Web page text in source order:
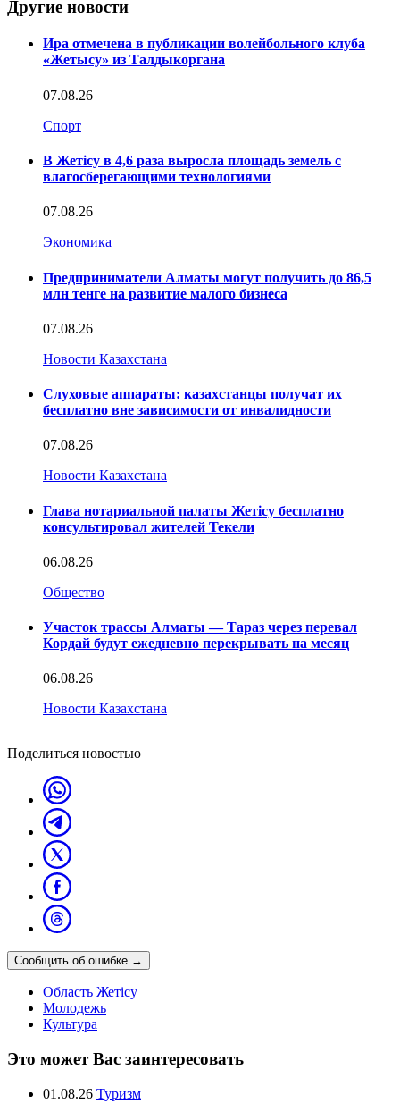
Другие новости
Ира отмечена в публикации волейбольного клуба
«Жетысу» из Талдыкоргана
07.08.26
Спорт
В Жетісу в 4,6 раза выросла площадь земель с
влагосберегающими технологиями
07.08.26
Экономика
Предприниматели Алматы могут получить до 86,5
млн тенге на развитие малого бизнеса
07.08.26
Новости Казахстана
Слуховые аппараты: казахстанцы получат их
бесплатно вне зависимости от инвалидности
07.08.26
Новости Казахстана
Глава нотариальной палаты Жетісу бесплатно
консультировал жителей Текели
06.08.26
Общество
Участок трассы Алматы — Тараз через перевал
Кордай будут ежедневно перекрывать на месяц
06.08.26
Новости Казахстана
Поделиться новостью
Сообщить об ошибке →
Область Жетісу
Молодежь
Культура
Это может Вас заинтересовать
01.08.26 Туризм